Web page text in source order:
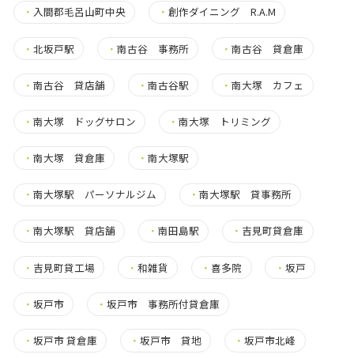
・ 入間郡毛呂山町中央 ・創作ダイニング R.A.M
・ 北坂戸駅 ・南古谷 事務所 ・南古谷 貸倉庫
・ 南古谷 貸店舗 ・南古谷駅 ・南大塚 カフェ
・ 南大塚 ドッグサロン ・南大塚 トリミング
・ 南大塚 貸倉庫 ・南大塚駅
・ 南大塚駅 パーソナルジム ・南大塚駅 貸事務所
・ 南大塚駅 貸店舗 ・南田島駅 ・ 吉見町貸倉庫
・ 吉見町貸工場 ・和雑貨 ・喜多院 ・ 坂戸
・ 坂戸市 ・坂戸市 事務所付貸倉庫
・ 坂戸市 貸倉庫 ・坂戸市 貸地 ・坂戸市北峰